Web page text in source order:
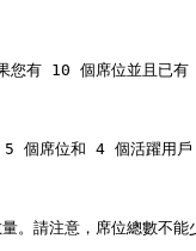
您有 10 個席位並且已
席位和 4 個活躍用戶
。請注意，席位總數不能